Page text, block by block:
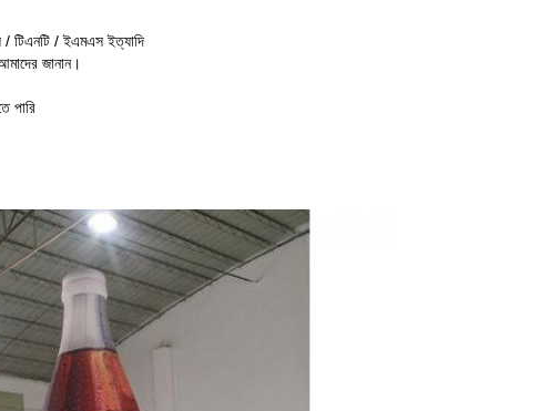
/ টিএনটি / ইএমএস ইত্যাদি
জানান।
পারি